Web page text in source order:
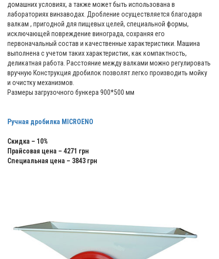
домашних условиях, а также может быть использована в
лабораториях винзаводах. Дробление осуществляется благодаря
валкам , пригодной для пищевых целей, специальной формы,
исключающей повреждение винограда, сохраняя его
первоначальный состав и качественные характеристики. Машина
выполнена с учетом таких характеристик, как компактность,
деликатная работа. Расстояние между валками можно регулировать
вручную Конструкция дробилок позволят легко производить мойку
и очистку механизмов.
Размеры загрузочного бункера 900*500 мм
Ручная дробилка MICROENO
Скидка – 10%
Прайсовая цена – 4271 грн
Специальная цена – 3843 грн